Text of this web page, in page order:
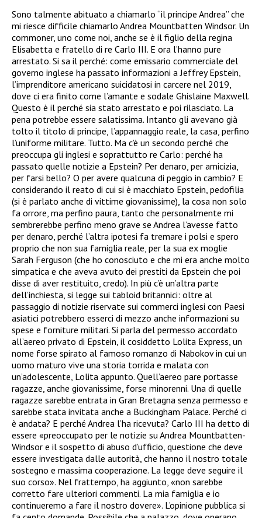
Sono talmente abituato a chiamarlo “il principe Andrea” che
mi riesce difficile chiamarlo Andrea Mountbatten Windsor. Un
commoner, uno come noi, anche se è il figlio della regina
Elisabetta e fratello di re Carlo III. E ora l’hanno pure
arrestato. Si sa il perché: come emissario commerciale del
governo inglese ha passato informazioni a Jeffrey Epstein,
l’imprenditore americano suicidatosi in carcere nel 2019,
dove ci era finito come l’amante e sodale Ghislaine Maxwell.
Questo è il perché sia stato arrestato e poi rilasciato. La
pena potrebbe essere salatissima. Intanto gli avevano già
tolto il titolo di principe, l’appannaggio reale, la casa, perfino
l’uniforme militare. Tutto. Ma c’è un secondo perché che
preoccupa gli inglesi e soprattutto re Carlo: perché ha
passato quelle notizie a Epstein? Per denaro, per amicizia,
per farsi bello? O per avere qualcuna di peggio in cambio? E
considerando il reato di cui si è macchiato Epstein, pedofilia
(si è parlato anche di vittime giovanissime), la cosa non solo
fa orrore, ma perfino paura, tanto che personalmente mi
sembrerebbe perfino meno grave se Andrea l’avesse fatto
per denaro, perché l’altra ipotesi fa tremare i polsi e spero
proprio che non sua famiglia reale, per la sua ex moglie
Sarah Ferguson (che ho conosciuto e che mi era anche molto
simpatica e che aveva avuto dei prestiti da Epstein che poi
disse di aver restituito, credo). In più c’è un’altra parte
dell’inchiesta, si legge sui tabloid britannici: oltre al
passaggio di notizie riservate sui commerci inglesi con Paesi
asiatici potrebbero esserci di mezzo anche informazioni su
spese e forniture militari. Si parla del permesso accordato
all’aereo privato di Epstein, il cosiddetto Lolita Express, un
nome forse spirato al famoso romanzo di Nabokov in cui un
uomo maturo vive una storia torrida e malata con
un’adolescente, Lolita appunto. Quell’aereo pare portasse
ragazze, anche giovanissime, forse minorenni. Una di quelle
ragazze sarebbe entrata in Gran Bretagna senza permesso e
sarebbe stata invitata anche a Buckingham Palace. Perché ci
è andata? E perché Andrea l’ha ricevuta? Carlo III ha detto di
essere «preoccupato per le notizie su Andrea Mountbatten-
Windsor e il sospetto di abuso d’ufficio, questione che deve
essere investigata dalle autorità, che hanno il nostro totale
sostegno e massima cooperazione. La legge deve seguire il
suo corso». Nel frattempo, ha aggiunto, «non sarebbe
corretto fare ulteriori commenti. La mia famiglia e io
continueremo a fare il nostro dovere». L’opinione pubblica si